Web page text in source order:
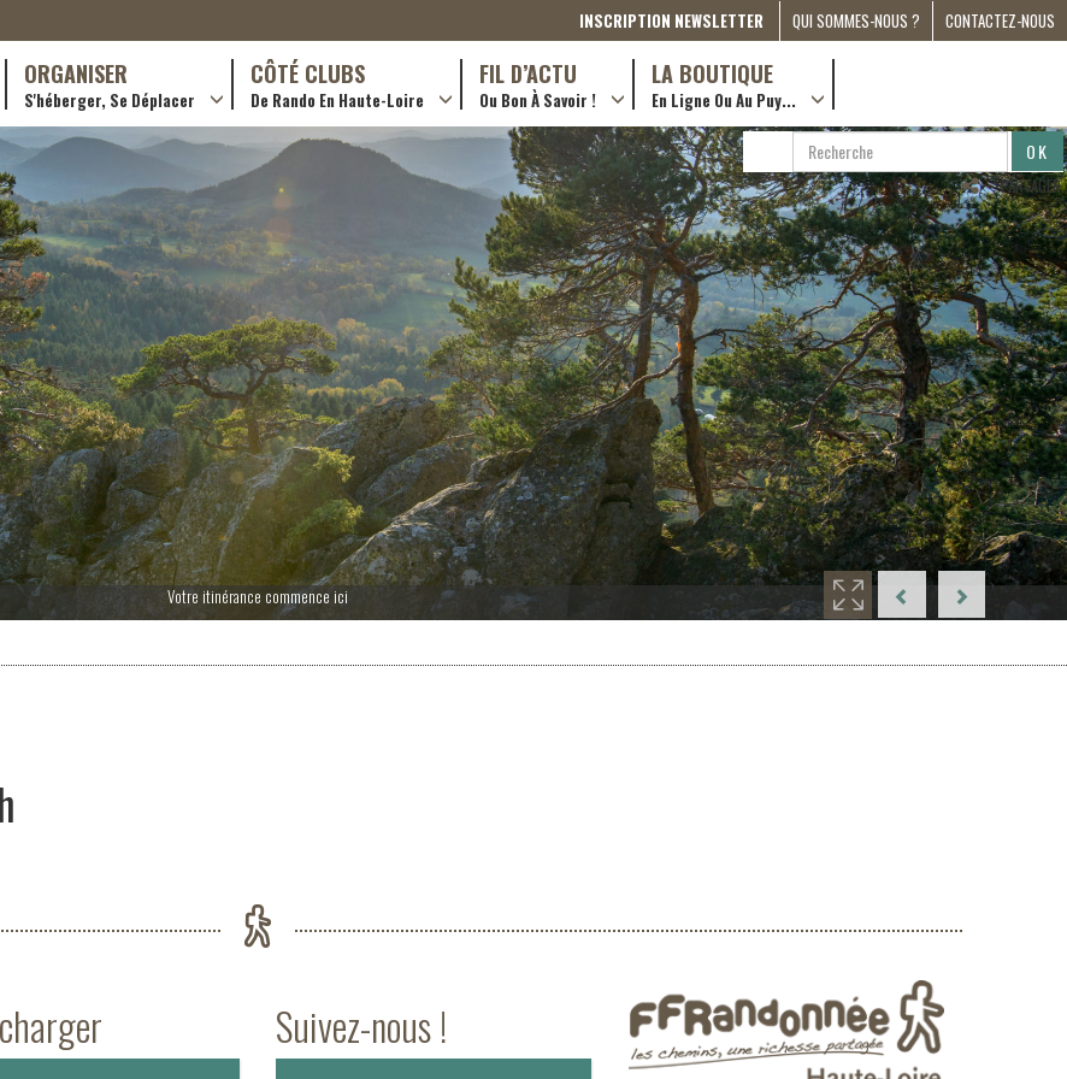
Votre itinérance commence ici
INSCRIPTION NEWSLETTER
QUI SOMMES-NOUS ?
A PROPOS
PRESSE
PARTENARIATS
ESPACE MÉDIA
COMPAGNON DE ROUTE
2022
CONTACTEZ-NOUS
(GR)
(PR)
ORGANISER
S'héberger, Se Déplacer
Hôtellerie
Gîtes et chambres d’hôtes
Campings
Restaurants
Transporteurs & services
CÔTÉ CLUBS
De Rando En Haute-Loire
Formations en rando 2024
Rando douce
Trouver un club
Adhérer
Créer un club
Ordre de mission et note de frais
FIL D’ACTU
Ou Bon À Savoir !
LA BOUTIQUE
En Ligne Ou Au Puy...
… en ville !
…en ligne !
RECHERCHER
RECHERCHE
PARTAGER
Suivez-nous !